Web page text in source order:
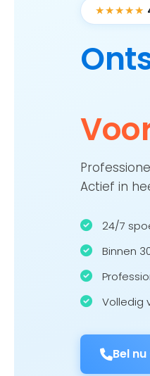
★★★★★
Actief in
24/7
Binnen
Volledig
Bel